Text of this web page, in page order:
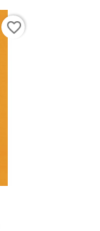
favorite_border